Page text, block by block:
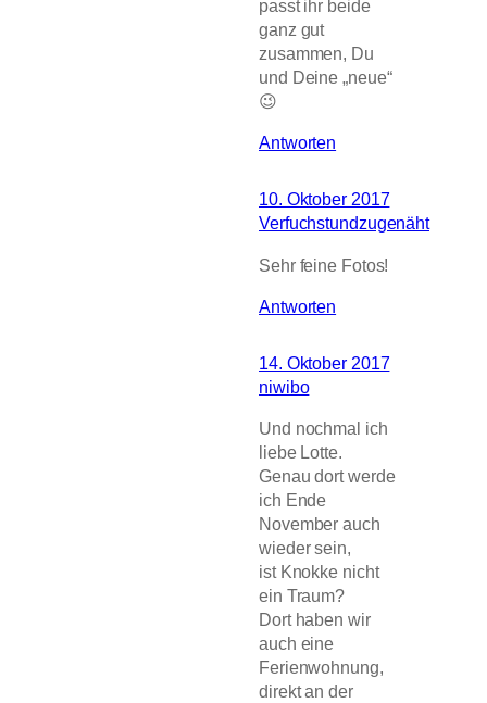
passt ihr beide
ganz gut
zusammen, Du
und Deine „neue“
😉
Antworten
10. Oktober 2017
Verfuchstundzugenäht
Sehr feine Fotos!
Antworten
14. Oktober 2017
niwibo
Und nochmal ich
liebe Lotte.
Genau dort werde
ich Ende
November auch
wieder sein,
ist Knokke nicht
ein Traum?
Dort haben wir
auch eine
Ferienwohnung,
direkt an der